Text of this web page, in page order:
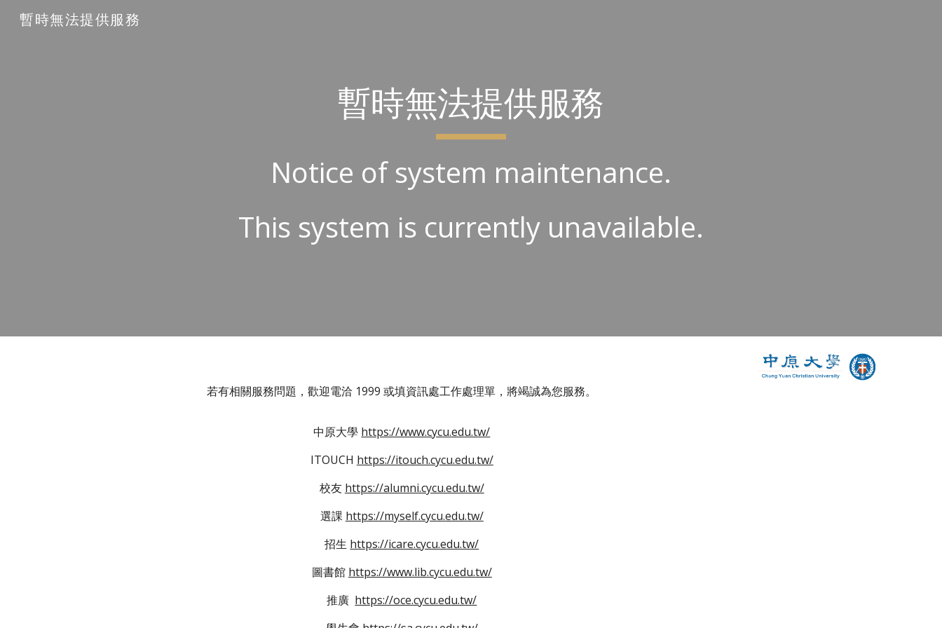
暫時無法提供服務
暫時無法提供服務
Notice of system maintenance.
This system is currently unavailable.
若有相關服務問題，歡迎電洽 1999 或填資訊處工作處理單，將竭誠為您服務。
中原大學 https://www.cycu.edu.tw/
ITOUCH https://itouch.cycu.edu.tw/
校友 https://alumni.cycu.edu.tw/
選課 https://myself.cycu.edu.tw/
招生 https://icare.cycu.edu.tw/
圖書館 https://www.lib.cycu.edu.tw/
推廣 https://oce.cycu.edu.tw/